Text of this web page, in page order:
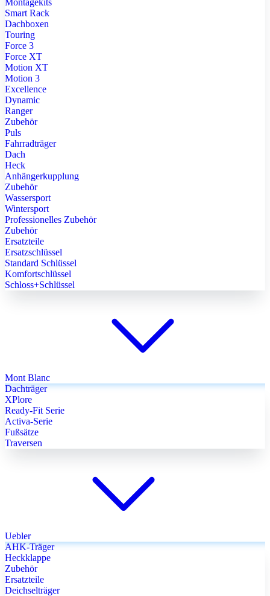
Montagekits
Smart Rack
Dachboxen
Touring
Force 3
Force XT
Motion XT
Motion 3
Excellence
Dynamic
Ranger
Zubehör
Puls
Fahrradträger
Dach
Heck
Anhängerkupplung
Zubehör
Wassersport
Wintersport
Professionelles Zubehör
Zubehör
Ersatzteile
Ersatzschlüssel
Standard Schlüssel
Komfortschlüssel
Schloss+Schlüssel
Mont Blanc
Dachträger
XPlore
Ready-Fit Serie
Activa-Serie
Fußsätze
Traversen
Uebler
AHK-Träger
Heckklappe
Zubehör
Ersatzteile
Deichselträger